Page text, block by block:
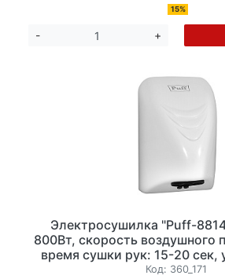
15%
- +
Электросушилка "Puff-
800Вт, скорость воздушного
время сушки рук: 15-20 сек,
пластик, размер: (ШхГхВ)
Код: 360_171